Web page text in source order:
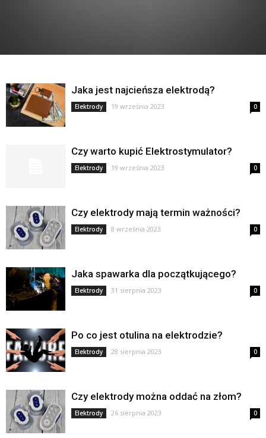
Jaka jest najcieńsza elektrodą?
Elektrody 19 września 2023 0
Czy warto kupić Elektrostymulator?
Elektrody 19 września 2023 0
Czy elektrody mają termin ważności?
Elektrody 8 września 2023 0
Jaka spawarka dla początkującego?
Elektrody 31 sierpnia 2023 0
Po co jest otulina na elektrodzie?
Elektrody 28 sierpnia 2023 0
Czy elektrody można oddać na złom?
Elektrody 26 sierpnia 2023 0